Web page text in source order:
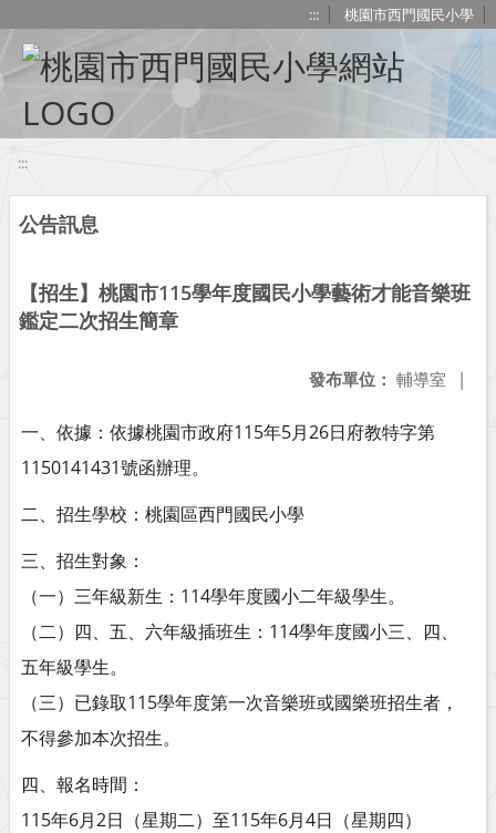
::: 桃園市西門國民小學
:::
公告訊息
【招生】桃園市115學年度國民小學藝術才能音樂班
鑑定二次招生簡章
發布單位： 輔導室 |
一、依據：依據桃園市政府115年5月26日府教特字第
1150141431號函辦理。
二、招生學校：桃園區西門國民小學
三、招生對象：
（一）三年級新生：114學年度國小二年級學生。
（二）四、五、六年級插班生：114學年度國小三、四、
五年級學生。
（三）已錄取115學年度第一次音樂班或國樂班招生者，
不得參加本次招生。
四、報名時間：
115年6月2日（星期二）至115年6月4日（星期四）